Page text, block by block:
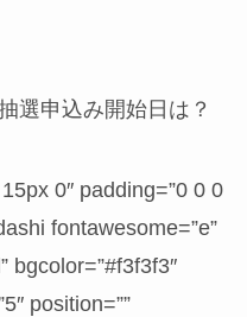
選申込み開始日は？
0″ padding=”0 0 0
fontawesome=”e”
bgcolor=”#f3f3f3″
position=””